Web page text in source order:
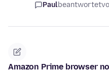
Paulbeantwortet
Amazon Prime browser